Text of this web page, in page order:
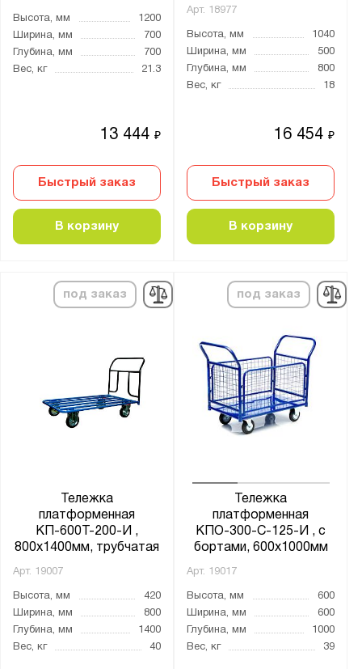
Высота, мм
1200
Ширина, мм
700
Глубина, мм
700
Вес, кг
21.3
13 444₽
Быстрый заказ
В корзину
Арт. 18977
Высота, мм
1040
Ширина, мм
500
Глубина, мм
800
Вес, кг
18
16 454₽
Быстрый заказ
В корзину
под заказ
Тележка
платформенная
КП-600Т-200-И ,
800х1400мм, трубчатая
Арт. 19007
Высота, мм
420
Ширина, мм
800
Глубина, мм
1400
Вес, кг
40
под заказ
Тележка
платформенная
КПО-300-С-125-И , с
бортами, 600х1000мм
Арт. 19017
Высота, мм
600
Ширина, мм
600
Глубина, мм
1000
Вес, кг
39
Количество полок, шт.:
Тип покрытия поверхности:
Нагрузка на полку, кг:
Графитовый (RAL 7012)
Светло-серый (RAL 7035)
Диаметр колёс:
125
210
250
четырехколесная